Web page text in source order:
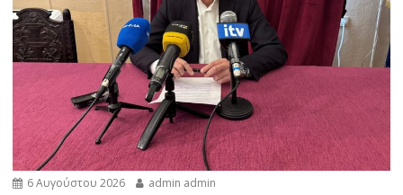
6 Αυγούστου 2026 admin admin